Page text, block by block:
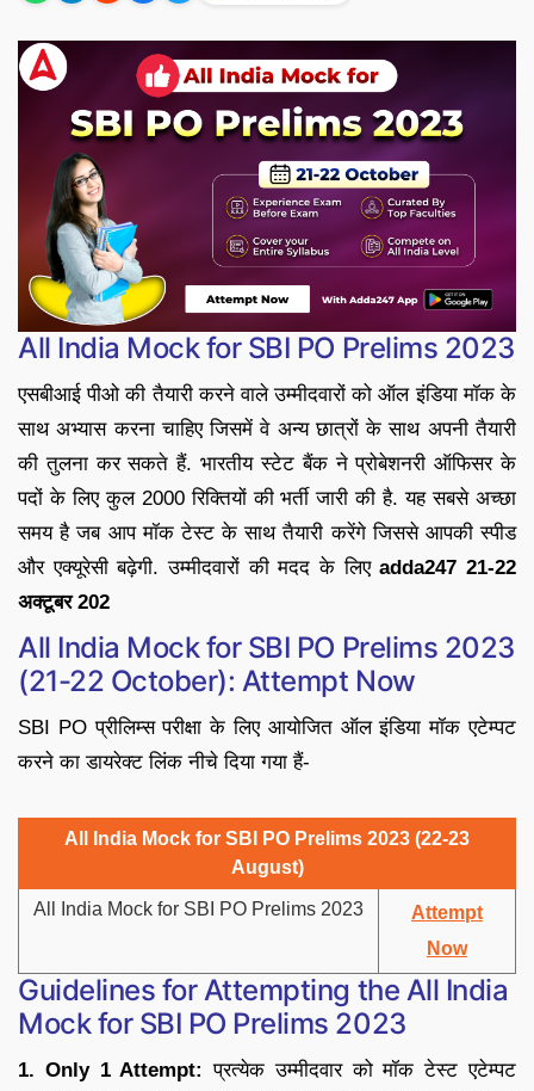
All India Mock for SBI PO Prelims 2023
एसबीआई पीओ की तैयारी करने वाले उम्मीदवारों को ऑल इंडिया मॉक के
साथ अभ्यास करना चाहिए जिसमें वे अन्य छात्रों के साथ अपनी तैयारी
की तुलना कर सकते हैं. भारतीय स्टेट बैंक ने प्रोबेशनरी ऑफिसर के
पदों के लिए कुल 2000 रिक्तियों की भर्ती जारी की है. यह सबसे अच्छा
समय है जब आप मॉक टेस्ट के साथ तैयारी करेंगे जिससे आपकी स्पीड
और एक्यूरेसी बढ़ेगी. उम्मीदवारों की मदद के लिएadda247 21-22
अक्टूबर 202
All India Mock for SBI PO Prelims 2023
(21-22 October): Attempt Now
SBI PO प्रीलिम्स परीक्षा के लिए आयोजित ऑल इंडिया मॉक एटेम्पट
करने का डायरेक्ट लिंक नीचे दिया गया हैं-
All India Mock for SBI PO Prelims 2023 (22-23
August)
All India Mock for SBI PO Prelims 2023
Attempt
Now
Guidelines for Attempting the All India
Mock for SBI PO Prelims 2023
1. Only 1 Attempt: प्रत्येक उम्मीदवार को मॉक टेस्ट एटेम्पट